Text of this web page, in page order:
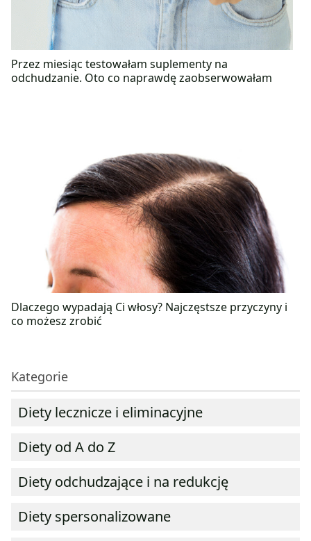
Przez miesiąc testowałam suplementy na
odchudzanie. Oto co naprawdę zaobserwowałam
Dlaczego wypadają Ci włosy? Najczęstsze przyczyny i
co możesz zrobić
Kategorie
Diety lecznicze i eliminacyjne
Diety od A do Z
Diety odchudzające i na redukcję
Diety spersonalizowane